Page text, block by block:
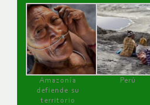
Amazonía
defiende su
territorio
Perú